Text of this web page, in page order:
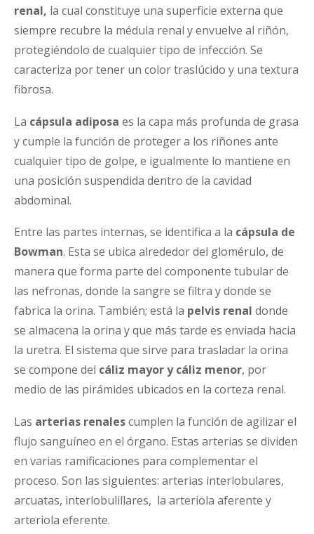
renal, la cual constituye una superficie externa que
siempre recubre la médula renal y envuelve al riñón,
protegiéndolo de cualquier tipo de infección. Se
caracteriza por tener un color traslúcido y una textura
fibrosa.
La cápsula adiposa es la capa más profunda de grasa
y cumple la función de proteger a los riñones ante
cualquier tipo de golpe, e igualmente lo mantiene en
una posición suspendida dentro de la cavidad
abdominal.
Entre las partes internas, se identifica a la cápsula de
Bowman. Esta se ubica alrededor del glomérulo, de
manera que forma parte del componente tubular de
las nefronas, donde la sangre se filtra y donde se
fabrica la orina. También; está la pelvis renal donde
se almacena la orina y que más tarde es enviada hacia
la uretra. El sistema que sirve para trasladar la orina
se compone del cáliz mayor y cáliz menor, por
medio de las pirámides ubicados en la corteza renal.
Las arterias renalescumplen la función de agilizar el
flujo sanguíneo en el órgano. Estas arterias se dividen
en varias ramificaciones para complementar el
proceso. Son las siguientes: arterias interlobulares,
arcuatas, interlobulillares, la arteriola aferente y
arteriola eferente.